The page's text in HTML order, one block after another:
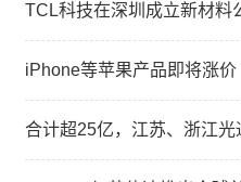
TCL科技在深圳成立新材料
iPhone等苹果产品即将涨价
合计超25亿，江苏、浙江